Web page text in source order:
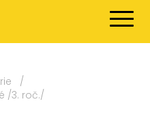
/
/3. roč./